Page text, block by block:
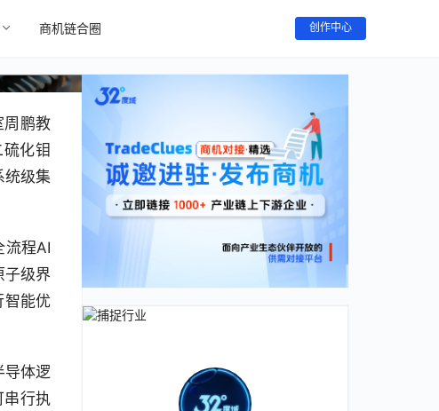
商机链合圈 创作中心
周鹏教
化钼
统级集
流程AI
子级界
智能优
导体逻
串行执